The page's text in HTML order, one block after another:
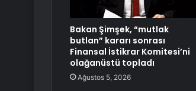
Bakan Şimşek, “mutlak
butlan” kararı sonrası
Finansal İstikrar Komitesi’ni
olağanüstü topladı
Ağustos 5, 2026